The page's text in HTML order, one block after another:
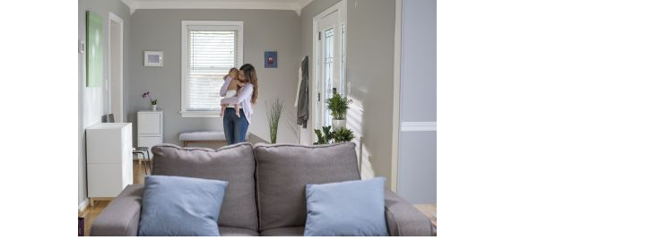
Centre de joaca
Jucarii pentru activitati
Alimente fara gluten
Crackers & Paine uscata
Amestecuri pentru desert
Faina & Amestecuri